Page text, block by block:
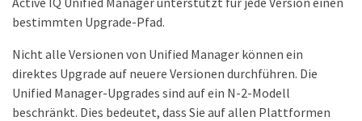
bestimmten Upgrade-Pfad.
Nicht alle Versionen von Unified Manager können ein
direktes Upgrade auf neuere Versionen durchführen. Die
Unified Manager-Upgrades sind auf ein N-2-Modell
beschränkt. Dies bedeutet, dass Sie auf allen Plattformen